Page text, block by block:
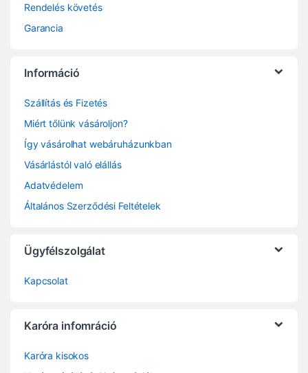
Rendelés követés
Garancia
Információ
Szállítás és Fizetés
Miért tőlünk vásároljon?
Így vásárolhat webáruházunkban
Vásárlástól való elállás
Adatvédelem
Általános Szerződési Feltételek
Ügyfélszolgálat
Kapcsolat
Karóra infomráció
Karóra kisokos